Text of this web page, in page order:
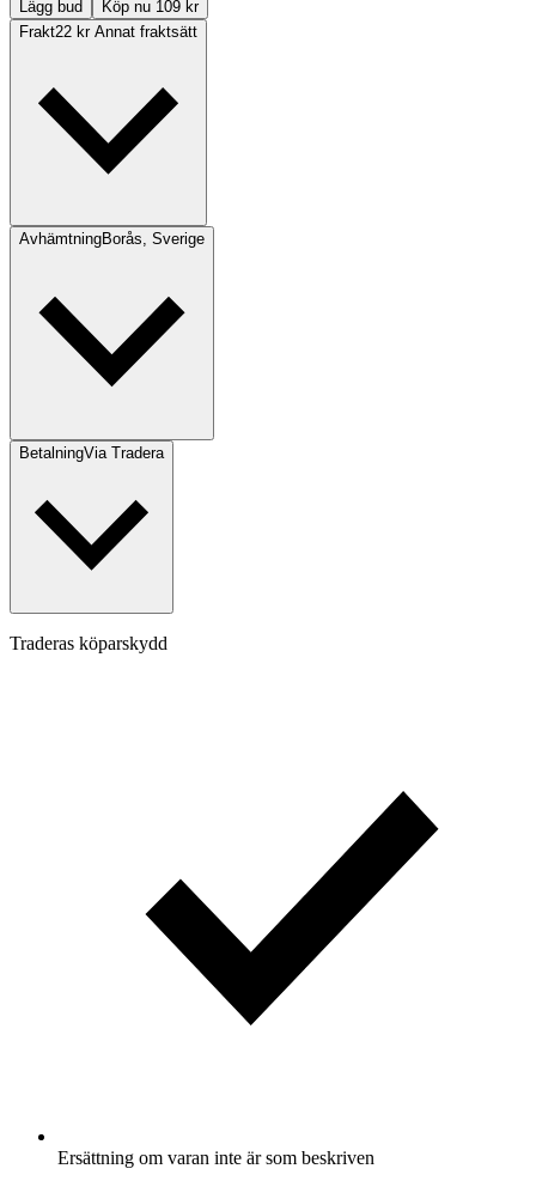
Lägg bud
Köp nu 109 kr
Frakt22 kr Annat fraktsätt
AvhämtningBorås, Sverige
BetalningVia Tradera
Traderas köparskydd
Ersättning om varan inte är som beskriven